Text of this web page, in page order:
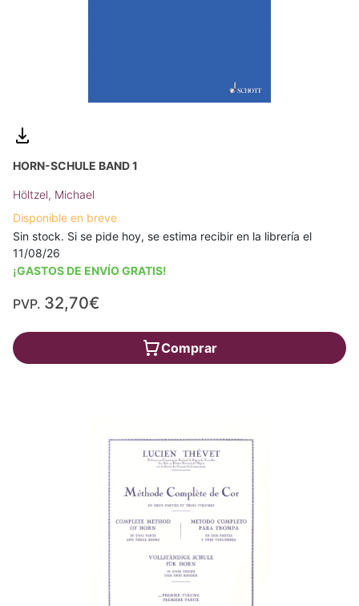
HORN-SCHULE BAND 1
Höltzel, Michael
Disponible en breve
Sin stock. Si se pide hoy, se estima recibir en la librería el
11/08/26
¡GASTOS DE ENVÍO GRATIS!
PVP. 32,70€
Comprar